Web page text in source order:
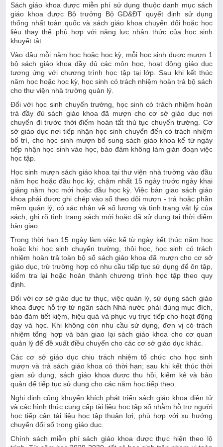
Sách giáo khoa được miễn phí sử dụng thuộc danh mục sách
giáo khoa được Bộ trưởng Bộ GD&ĐT quyết định sử dụng
thống nhất toàn quốc và sách giáo khoa chuyển đổi hoặc học
liệu thay thế phù hợp với năng lực nhận thức của học sinh
khuyết tật.
Vào đầu mỗi năm học hoặc học kỳ, mỗi học sinh được mượn 1
bộ sách giáo khoa đầy đủ các môn học, hoạt động giáo dục
tương ứng với chương trình học tập tại lớp. Sau khi kết thúc
năm học hoặc học kỳ, học sinh có trách nhiệm hoàn trả bộ sách
cho thư viện nhà trường quản lý.
Đối với học sinh chuyển trường, học sinh có trách nhiệm hoàn
trả đầy đủ sách giáo khoa đã mượn cho cơ sở giáo dục nơi
chuyển đi trước thời điểm hoàn tất thủ tục chuyển trường. Cơ
sở giáo dục nơi tiếp nhận học sinh chuyển đến có trách nhiệm
bố trí, cho học sinh mượn bổ sung sách giáo khoa kể từ ngày
tiếp nhận học sinh vào học, bảo đảm không làm gián đoạn việc
học tập.
Học sinh mượn sách giáo khoa tại thư viện nhà trường vào đầu
năm học hoặc đầu học kỳ, chậm nhất 15 ngày trước ngày khai
giảng năm học mới hoặc đầu học kỳ. Việc bàn giao sách giáo
khoa phải được ghi chép vào sổ theo dõi mượn - trả hoặc phần
mềm quản lý, có xác nhận về số lượng và tình trạng vật lý của
sách, ghi rõ tình trạng sách mới hoặc đã sử dụng tại thời điểm
bàn giao.
Trong thời hạn 15 ngày làm việc kể từ ngày kết thúc năm học
hoặc khi học sinh chuyển trường, thôi học, học sinh có trách
nhiệm hoàn trả toàn bộ số sách giáo khoa đã mượn cho cơ sở
giáo dục, trừ trường hợp có nhu cầu tiếp tục sử dụng để ôn tập,
kiểm tra lại hoặc hoàn thành chương trình học tập theo quy
định.
Đối với cơ sở giáo dục tư thục, việc quản lý, sử dụng sách giáo
khoa được hỗ trợ từ ngân sách Nhà nước phải đúng mục đích,
bảo đảm tiết kiệm, hiệu quả và phục vụ trực tiếp cho hoạt động
dạy và học. Khi không còn nhu cầu sử dụng, đơn vị có trách
nhiệm tổng hợp và bàn giao lại sách giáo khoa cho cơ quan
quản lý để đề xuất điều chuyển cho các cơ sở giáo dục khác.
Các cơ sở giáo dục chịu trách nhiệm tổ chức cho học sinh
mượn và trả sách giáo khoa có thời hạn; sau khi kết thúc thời
gian sử dụng, sách giáo khoa được thu hồi, kiểm kê và bảo
quản để tiếp tục sử dụng cho các năm học tiếp theo.
Nghị định cũng khuyến khích phát triển sách giáo khoa điện tử
và các hình thức cung cấp tài liệu học tập số nhằm hỗ trợ người
học tiếp cận tài liệu học tập thuận lợi, phù hợp với xu hướng
chuyển đổi số trong giáo dục.
Chính sách miễn phí sách giáo khoa được thực hiện theo lộ